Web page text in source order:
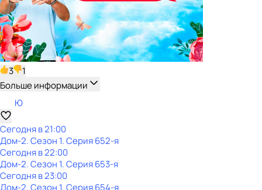
3
1
Больше информации
Ю
Сегодня в 21:00
Дом-2. Сезон 1. Серия 652-я
Сегодня в 22:00
Дом-2. Сезон 1. Серия 653-я
Сегодня в 23:00
Дом-2. Сезон 1. Серия 654-я